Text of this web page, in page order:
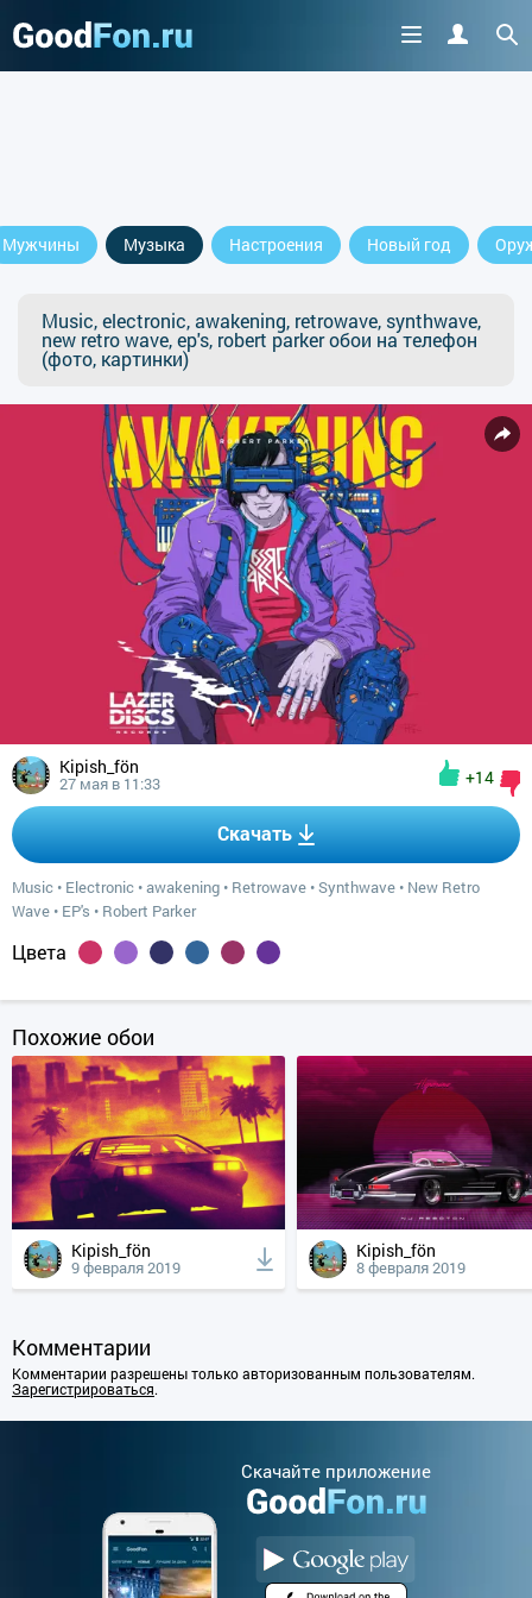
Мужчины Музыка Настроения Новый год
Music, electronic, awakening, retrowave, synthwave,
new retro wave, ep's, robert parker обои на телефон
(фото, картинки)
Kipish_fön
27 мая в 11:33 +14
Скачать
Music • Electronic •awakening • Retrowave •Synthwave • New Retro
Wave • EP's • Robert Parker
Цвета
Похожие обои
Kipish_fön
9 февраля 2019
Kipish_fön
8 февраля 2019
Комментарии
Комментарии разрешены только авторизованным пользователям.
Зарегистрироваться.
Cкачайте приложение